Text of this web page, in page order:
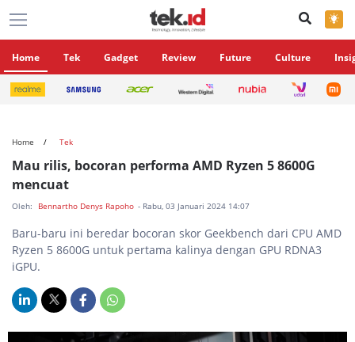
×
Home Tek Gadget Review Future Culture
Home Tek
Mau rilis, bocoran performa AMD Ryzen 5 8600G
mencuat
Oleh: Bennartho Denys Rapoho - Rabu, 03 Januari 2024 14:07
Baru-baru ini beredar bocoran skor Geekbench dari CPU AMD
Ryzen 5 8600G untuk pertama kalinya dengan GPU RDNA3
iGPU.